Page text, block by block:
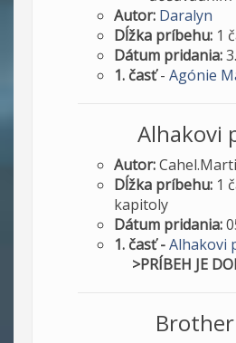
Autor: Daralyn
Dĺžka príbehu: 1
Dátum pridania:
1. časť- Agónie
Alhakovi
Autor:
Dĺžka príbehu: 1
kapitoly
Dátum pridania:
1. časť -Alhakovi
>PRÍBEH JE